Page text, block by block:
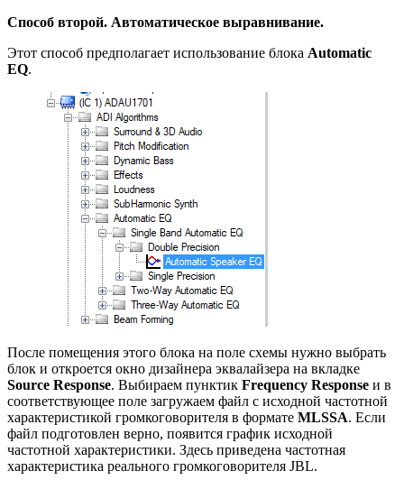
Способ второй. Автоматическое выравнивание.
Этот способ предполагает использование блока Automatic
EQ.
После помещения этого блока на поле схемы нужно выбрать
блок и откроется окно дизайнера эквалайзера на вкладке
Source Response. Выбираем пунктик Frequency Response и в
соответствующее поле загружаем файл с исходной частотной
характеристикой громкоговорителя в формате MLSSA. Если
файл подготовлен верно, появится график исходной
частотной характеристики. Здесь приведена частотная
характеристика реального громкоговорителя JBL.